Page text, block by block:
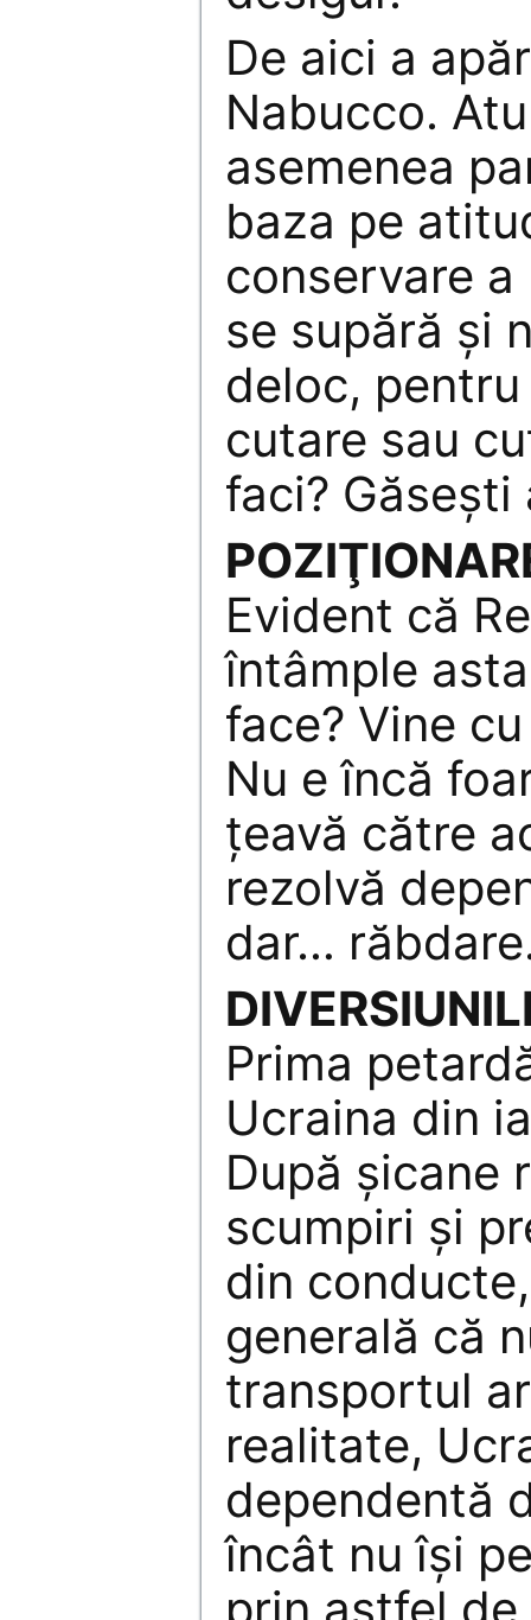
De aici a
Nabucco.
asemenea
baza pe
conservare
se supără şi
deloc,
cutare sau
faci?
Evident că
întâmple
face? Vine
Nu e încă
ţeavă către
rezolvă
dar…
Prima
Ucraina din
După şicane
scumpiri şi
din
generală că
transportul
realitate,
dependentă
încât nu îşi